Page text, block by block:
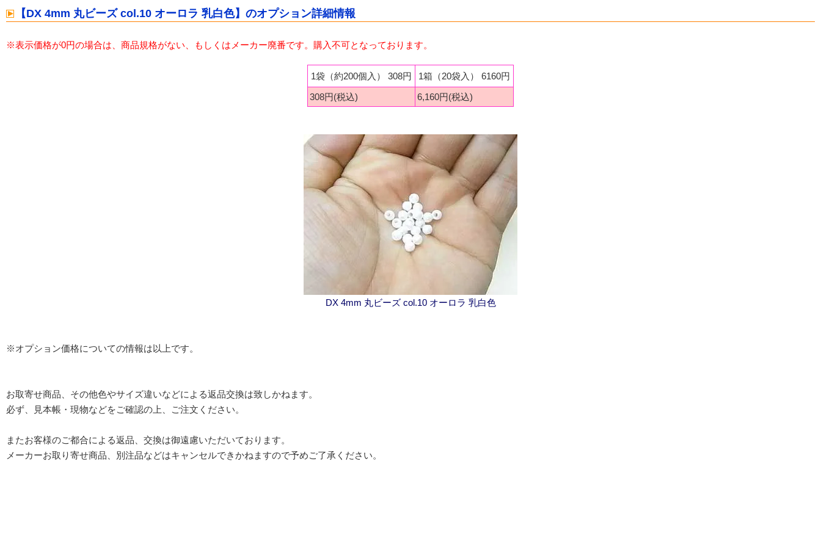
【DX 4mm 丸ビーズ col.10 オーロラ 乳白色】のオプション詳細情報
※表示価格が0円の場合は、商品規格がない、もしくはメーカー廃番です。購入不可となっております。
1袋（約200個入） 308円
1箱（20袋入） 6160円
308円(税込)
6,160円(税込)
DX 4mm 丸ビーズ col.10 オーロラ 乳白色
※オプション価格についての情報は以上です。
お取寄せ商品、その他色やサイズ違いなどによる返品交換は致しかねます。
必ず、見本帳・現物などをご確認の上、ご注文ください。
またお客様のご都合による返品、交換は御遠慮いただいております。
メーカーお取り寄せ商品、別注品などはキャンセルできかねますので予めご了承ください。